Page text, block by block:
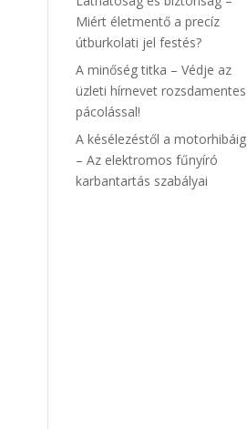
Miért életmentő a precíz
útburkolati jel festés?
A minőség titka – Védje az
üzleti hírnevet rozsdamentes
pácolással!
A késélezéstől a motorhibáig
– Az elektromos fűnyíró
karbantartás szabályai